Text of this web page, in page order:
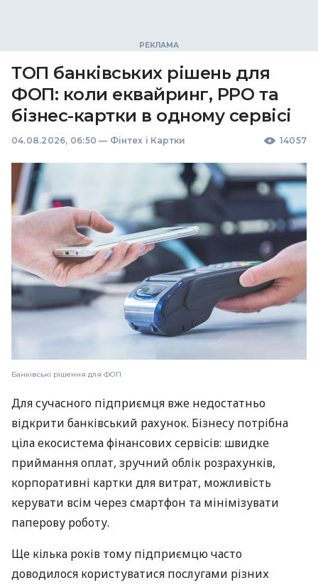
ТОП банківських рішень для
ФОП: коли еквайринг, РРО та
бізнес-картки в одному сервісі
04.08.2026, 06:50 — Фінтех і Картки 14057
Банківські рішення для ФОП
Для сучасного підприємця вже недостатньо
відкрити банківський рахунок. Бізнесу потрібна
ціла екосистема фінансових сервісів: швидке
приймання оплат, зручний облік розрахунків,
корпоративні картки для витрат, можливість
керувати всім через смартфон та мінімізувати
паперову роботу.
Ще кілька років тому підприємцю часто
доводилося користуватися послугами різних